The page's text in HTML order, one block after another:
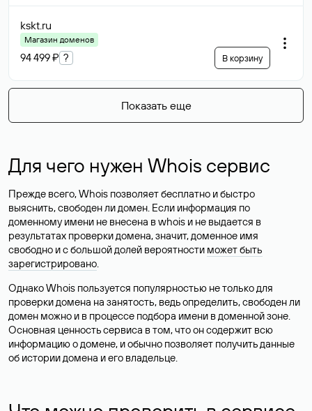
kskt.ru
Магазин доменов
94 499 ₽ ? В корзину
Показать еще
Для чего нужен Whois сервис
Прежде всего, Whois позволяет бесплатно и быстро
выяснить, свободен ли домен. Если информация по
доменному имени не внесена в whois и не выдается в
результатах проверки домена, значит, доменное имя
свободно и с большой долей вероятности может быть
зарегистрировано.
Однако Whois пользуется популярностью не только для
проверки домена на занятость, ведь определить, свободен ли
домен можно и в процессе подбора имени в доменной зоне.
Основная ценность сервиса в том, что он содержит всю
информацию о домене, и обычно позволяет получить данные
об истории домена и его владельце.